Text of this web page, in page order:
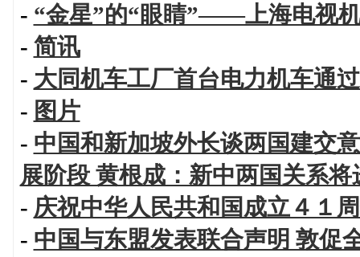
- “金星”的“眼睛”——上海电视
- 简讯
- 大同机车工厂首台电力机车通
- 图片
- 中国和新加坡外长谈两国建交
展阶段 黄根成：新中两国关系
- 庆祝中华人民共和国成立４１
- 中国与东盟发表联合声明 敦促